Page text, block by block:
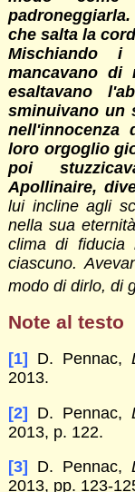
che salta la
Mischiando
mancavano di
esaltavano
sminuivano un
nell'innocenza
loro orgoglio
poi
Apollinaire,
lui incline agli
nella sua
clima di fiducia
ciascuno.
modo di dirlo, di
Note al testo
[1] D. Pennac,
2013.
[2] D. Pennac,
2013, p. 122.
[3]
D. Pennac,
2013, pp. 123-